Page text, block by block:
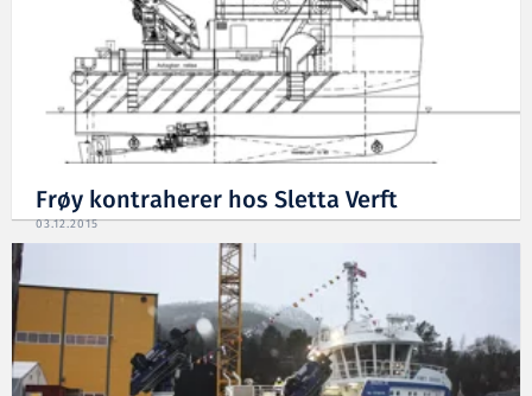
Frøy kontraherer hos Sletta Verft
03.12.2015